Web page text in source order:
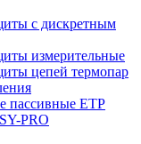
с дискретным
измерительные
цепей термопар
пассивные ЕТР
PRO